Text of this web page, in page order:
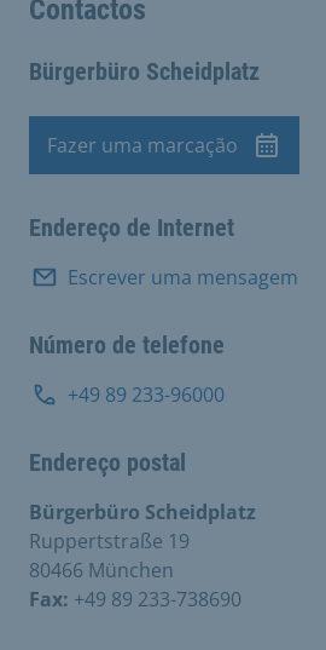
Contactos
Bürgerbüro Scheidplatz
Marcação de visita
Fazer uma marcação
Endereço de Internet
Escrever uma mensagem
Número de telefone
+49 89 233-96000
Endereço postal
Bürgerbüro Scheidplatz
Ruppertstraße 19
80466 München
Fax: +49 89 233-738690